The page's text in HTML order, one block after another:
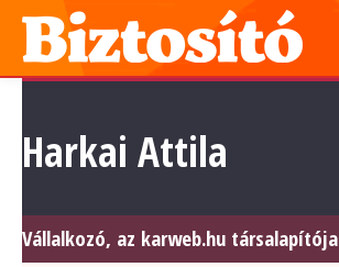
Harkai Attila
Vállalkozó, az karweb.hu társalapítója